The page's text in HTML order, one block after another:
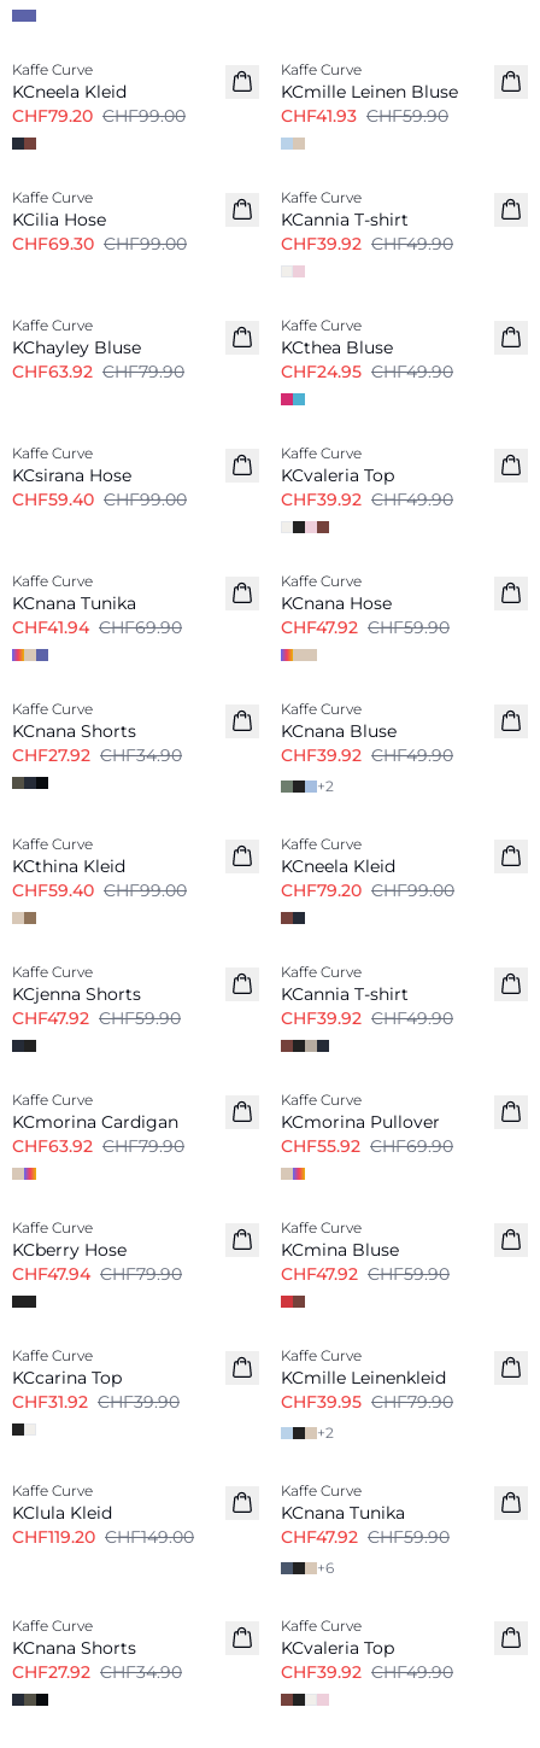
-20%
Kaffe Curve
KCneela Kleid
CHF79.20 CHF99.00
Leine-Mix
Kaffe Curve
KCmille Leinen Bluse
CHF41.93 CHF59.90
-30%
Kaffe Curve
KCilia Hose
CHF69.30 CHF99.00
-20%
Kaffe Curve
KCannia T-shirt
CHF39.92 CHF49.90
Kaffe Curve
KChayley Bluse
CHF63.92 CHF79.90
-50%
Kaffe Curve
KCthea Bluse
CHF24.95 CHF49.90
Kaffe Curve
KCsirana Hose
CHF59.40 CHF99.00
-20%
Kaffe Curve
KCvaleria Top
CHF39.92 CHF49.90
Kaffe Curve
KCnana Tunika
CHF41.94 CHF69.90
-20%
Kaffe Curve
KCnana Hose
CHF47.92 CHF59.90
-20%
Kaffe Curve
KCnana Shorts
CHF27.92 CHF34.90
-20%
Kaffe Curve
KCnana Bluse
CHF39.92 CHF49.90
+2
Kaffe Curve
KCthina Kleid
CHF59.40 CHF99.00
Kaffe Curve
KCneela Kleid
CHF79.20 CHF99.00
-20%
Kaffe Curve
KCjenna Shorts
CHF47.92 CHF59.90
-20%
Kaffe Curve
KCannia T-shirt
CHF39.92 CHF49.90
-20%
Kaffe Curve
KCmorina Cardigan
CHF63.92 CHF79.90
-20%
Kaffe Curve
KCmorina Pullover
CHF55.92 CHF69.90
-40%
Kaffe Curve
KCberry Hose
CHF47.94 CHF79.90
-20%
Kaffe Curve
KCmina Bluse
CHF47.92 CHF59.90
-20%
Kaffe Curve
KCcarina Top
CHF31.92 CHF39.90
Leine-Mix
-50%
Kaffe Curve
KCmille Leinenkleid
CHF39.95 CHF79.90
+2
Kaffe Curve
KClula Kleid
CHF119.20 CHF149.00
Kaffe Curve
KCnana Tunika
CHF47.92 CHF59.90
+6
Kaffe Curve
KCnana Shorts
CHF27.92 CHF34.90
Kaffe Curve
KCvaleria Top
CHF39.92 CHF49.90
-20% -20%